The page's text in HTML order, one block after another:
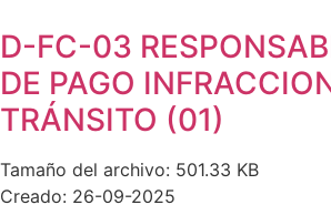
D-FC-03
DE PAGO
TRÁNSITO (01)
Tamaño del archivo: 501.33 KB
Creado: 26-09-2025